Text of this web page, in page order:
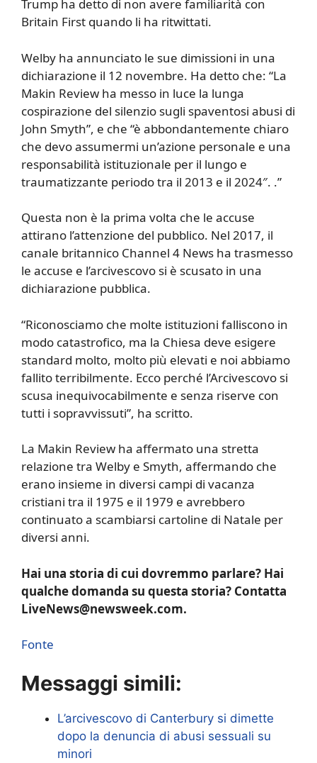
Trump ha detto di non avere familiarità con
Britain First quando li ha ritwittati.
Welby ha annunciato le sue dimissioni in una
dichiarazione il 12 novembre. Ha detto che: “La
Makin Review ha messo in luce la lunga
cospirazione del silenzio sugli spaventosi abusi di
John Smyth”, e che “è abbondantemente chiaro
che devo assumermi un’azione personale e una
responsabilità istituzionale per il lungo e
traumatizzante periodo tra il 2013 e il 2024″. .”
Questa non è la prima volta che le accuse
attirano l’attenzione del pubblico. Nel 2017, il
canale britannico Channel 4 News ha trasmesso
le accuse e l’arcivescovo si è scusato in una
dichiarazione pubblica.
“Riconosciamo che molte istituzioni falliscono in
modo catastrofico, ma la Chiesa deve esigere
standard molto, molto più elevati e noi abbiamo
fallito terribilmente. Ecco perché l’Arcivescovo si
scusa inequivocabilmente e senza riserve con
tutti i sopravvissuti”, ha scritto.
La Makin Review ha affermato una stretta
relazione tra Welby e Smyth, affermando che
erano insieme in diversi campi di vacanza
cristiani tra il 1975 e il 1979 e avrebbero
continuato a scambiarsi cartoline di Natale per
diversi anni.
Hai una storia di cui dovremmo parlare? Hai
qualche domanda su questa storia? Contatta
LiveNews@newsweek.com.
Fonte
Messaggi simili:
L’arcivescovo di Canterbury si dimette
dopo la denuncia di abusi sessuali su
minori